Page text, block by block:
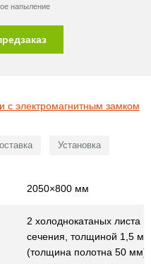
напыление
с электромагнитным замком
Установка
2050×800 мм
2 холоднокатаных листа
сечения, толщиной 1,5 мм
(толщина полотна 50 мм)